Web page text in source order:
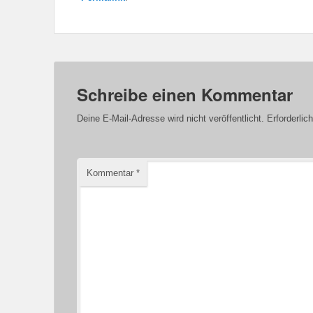
Schreibe einen Kommentar
Deine E-Mail-Adresse wird nicht veröffentlicht.
Kommentar *